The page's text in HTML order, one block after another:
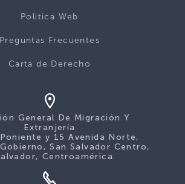
Politica Web
Preguntas Frecuentes
Carta de Derecho
General De Migración Y
Extranjería
y 15 Avenida Norte,
San Salvador Centro,
Centroamérica.